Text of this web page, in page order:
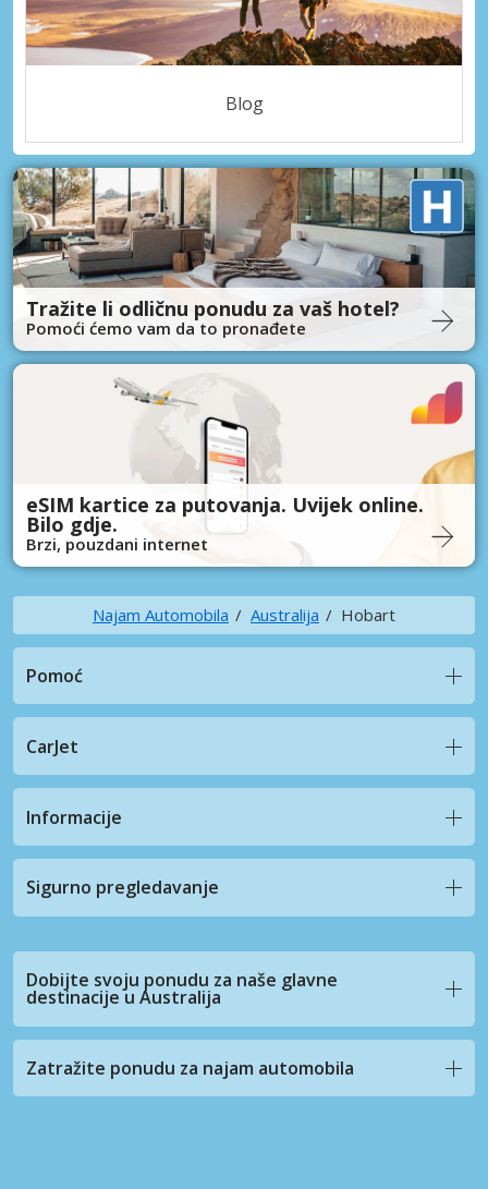
Blog
Tražite li odličnu ponudu za vaš hotel?
Pomoći ćemo vam da to pronađete
eSIM kartice za putovanja. Uvijek online.
Bilo gdje.
Brzi, pouzdani internet
Najam Automobila Australija Hobart
Pomoć
CarJet
Informacije
Sigurno pregledavanje
Dobijte svoju ponudu za naše glavne
destinacije u Australija
Zatražite ponudu za najam automobila